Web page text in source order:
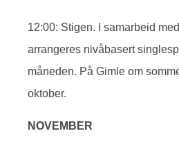
12:00: Stigen. I samarbeid
arrangeres nivåbasert
måneden. På Gimle om
oktober.
NOVEMBER